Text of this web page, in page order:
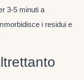
3-5 minuti a
i residui e